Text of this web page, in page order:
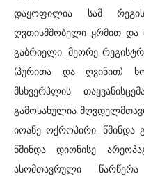
დაყოფილია სამ
ღვთისმშობელი ყრმით და
გაბრიელი, მეორე
(პურითა და ღვინით)
მსხვერპლის
გამოსახულია
იოანე ოქროპირი,
წმინდა დიონისე
ასომთავრული